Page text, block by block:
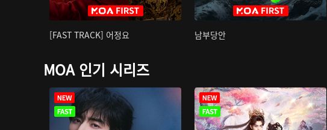
[FAST TRACK] 어정요 남부당안
MOA 인기 시리즈